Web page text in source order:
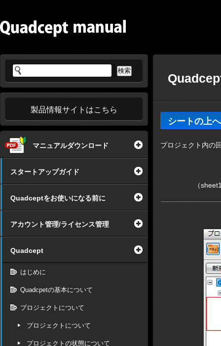
製品情報サイトはこちら
マニュアルダウンロード
スタートアップガイド
Quadceptをお使いになる前に
アカウント管理/ライセンス管理
Quadcept
はじめに
Quadcpetの基本について
プロジェクトについて
プロジェクトについて
プロジェクトの状態について
シートの上
プロジェクト内の
（